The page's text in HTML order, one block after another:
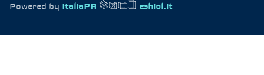
Powered by ItaliaPA eshiol.it